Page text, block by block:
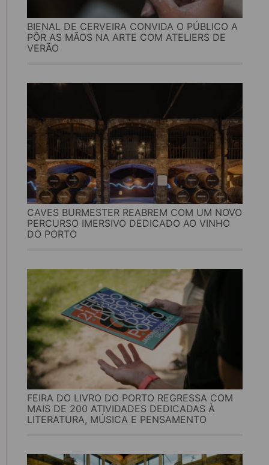
BIENAL DE CERVEIRA CONVIDA O PÚBLICO A
PÔR AS MÃOS NA ARTE COM ATELIERS DE
VERÃO
CAVES BURMESTER REABREM COM UM NOVO
PERCURSO IMERSIVO DEDICADO AO VINHO
DO PORTO
FEIRA DO LIVRO DO PORTO REGRESSA COM
MAIS DE 200 ATIVIDADES DEDICADAS À
LITERATURA, MÚSICA E PENSAMENTO